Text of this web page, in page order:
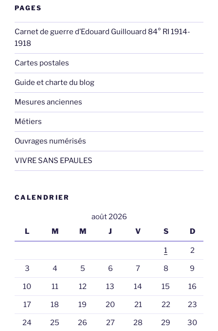
PAGES
Carnet de guerre d’Edouard Guillouard 84° RI 1914-
1918
Cartes postales
Guide et charte du blog
Mesures anciennes
Métiers
Ouvrages numérisés
VIVRE SANS EPAULES
CALENDRIER
août 2026
L
M M J V S D
1 2
3 4 5 6 7 8 9
10 11 12 13 14 15 16
17 18 19 20 21 22 23
24 25 26 27 28 29 30